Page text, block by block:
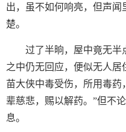
出，虽不如何响亮，但声
楚。
过了半晌，屋中竟无半
之中仍无回应，便似无人居
苗大侠中毒受伤，所用毒
辈慈悲，赐以解药。”但不
息。